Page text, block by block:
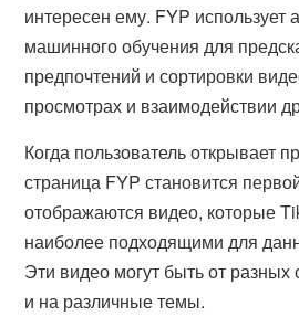
интересен ему. FYP использует
машинного обучения для
предпочтений и сортировки
просмотрах и взаимодействии
Когда пользователь открывает
страница FYP становится
отображаются видео, которые
наиболее подходящими для
Эти видео могут быть от разных
и на различные темы.